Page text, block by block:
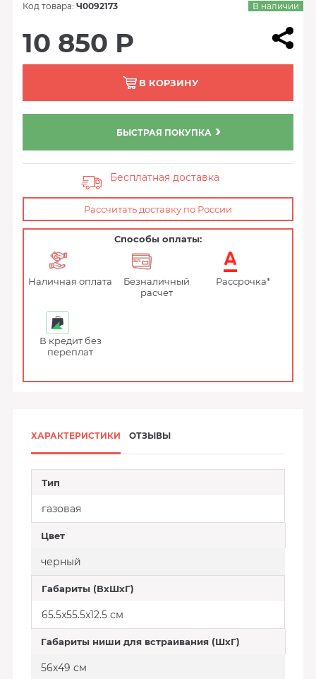
Код товара: Ч0092173 В наличии
10 850 Р
В КОРЗИНУ
БЫСТРАЯ ПОКУПКА
Бесплатная доставка
Рассчитать доставку по России
Способы оплаты:
Наличная оплата
Безналичный
расчет
Рассрочка*
В кредит без
переплат
ХАРАКТЕРИСТИКИ ОТЗЫВЫ
Тип
газовая
Цвет
черный
Габариты (ВхШхГ)
65.5x55.5x12.5 см
Габариты ниши для встраивания (ШхГ)
56х49 см